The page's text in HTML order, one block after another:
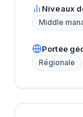
Niveaux
Middle
Portée
Régionale